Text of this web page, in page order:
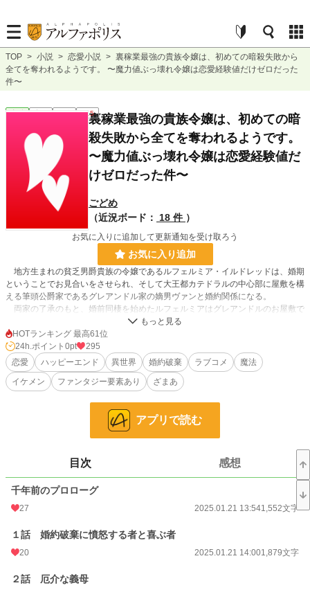
TOP > 小説 > 恋愛小説 > 裏稼業最強の貴族令嬢は、初めての暗殺失敗から
全てを奪われるようです。 〜魔力値ぶっ壊れ令嬢は恋愛経験値だけゼロだった
件〜
恋愛 完結 長編 R15裏稼業最強の貴族令嬢は、初めての暗
殺失敗から全てを奪われるようです。
〜魔力値ぶっ壊れ令嬢は恋愛経験値だ
けゼロだった件〜
ごどめ
（近況ボード：
18 件 ）
お気に入りに追加して更新通知を受け取ろう
お気に入り追加
地方生まれの貧乏男爵貴族の令嬢であるルフェルミア・イルドレッドは、婚期
ということでお見合いをさせられ、そして大王都カテドラルの中心部に屋敷を構
える筆頭公爵家であるグレアンドル家の嫡男ヴァンと婚約関係になる。
両家の了承のもと、婚前同棲を始めたルフェルミアはグレアンドルのお屋敷で
だが、同棲から一ヶ月。突然ルフェルミアは婚約者のヴァンから婚約破棄を言
い渡される。
しかしその婚約破棄はルフェルミアが計算した通りのものであった。
何故なら彼女の目的はグレアンドル家の次男、リアンにあったからだ。
その事に激怒したヴァンの母、ミゼリア・グレアンドルは家族会議を開き、当
との婚約は無くなり、代わりにリアンとの婚約を家族内で発表し、その日はそれ
以降話が進展することなく終わりを告げた。
……が、その数日後の深夜。
の仕事』を終えたことを話した。
ルフェルミアの本来の仕事。それはリアンと懇意になり、犯罪に関与している
可能性があるミゼリア・グレアンドルのことについて調べることだった。
実はルフェルミアたちは裏稼業の人間で、任務の為にグレアンドル家へと潜入
したのである。
の仕上げとして婚約関係となったリアンを処分して大王都カテドラルを離れよう
そんな中、そのやりとりの現場をヴァンに見られてしまう。
は想定以上の強さでルフェルミアたちを圧倒してしまった。
HOTランキング 最高61位
24h.ポイント 0pt
295
恋愛
ハッピーエンド 異世界 婚約破棄 ラブコメ
魔法
イケメン
ファンタジー要素あり ざまあ
アプリで読む
目次 感想
千年前のプロローグ
27 2025.01.21 13:541,552文字
１話 婚約破棄に憤怒する者と喜ぶ者
20 2025.01.21 14:001,879文字
２話 厄介な義母